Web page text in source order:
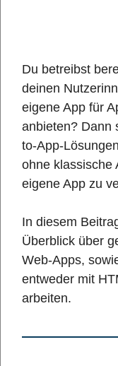
Du betreibst
deinen
eigene App für
anbieten? Dann
to-App-
ohne klassische
eigene App zu
In diesem
Überblick über
Web-Apps,
entweder mit
arbeiten.